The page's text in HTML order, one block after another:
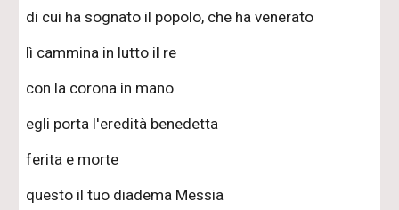
di cui ha sognato il popolo, che ha venerato
lì cammina in lutto il re
con la corona in mano
egli porta l'eredità benedetta
ferita e morte
questo il tuo diadema Messia